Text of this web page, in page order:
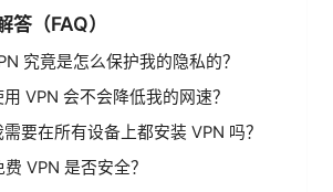
答（FAQ）
究竟是怎么保护我的隐私的？
VPN 会不会降低我的网速？
要在所有设备上都安装 VPN 吗？
VPN 是否安全？